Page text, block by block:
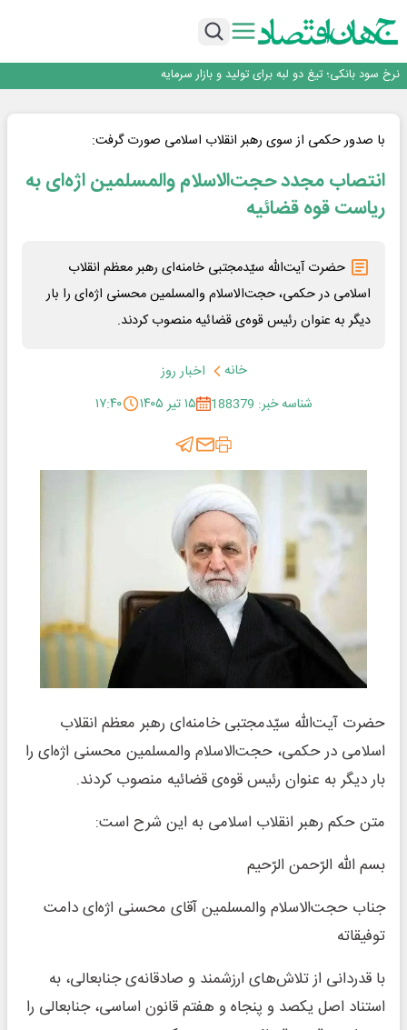
عبور فکور صنعت از مرز ۵۳ همت درآمد
نرخ سود بانکی؛ تیغ دو لبه برای تولید و بازار سرمایه
طلسم خانه‌سازی چینی‌ها در ایران شکسته می‌شود؟
عبور فکور صنعت از مرز ۵۳ همت درآمد
با صدور حکمی از سوی رهبر انقلاب اسلامی صورت گرفت:
انتصاب مجدد حجت‌الاسلام والمسلمین اژه‌ای به
ریاست قوه قضائیه
حضرت آیت‌الله سیّدمجتبی خامنه‌ای رهبر معظم انقلاب
اسلامی در حکمی، حجت‌الاسلام والمسلمین محسنی اژه‌ای را بار
دیگر به عنوان رئیس قوه‌ی قضائیه منصوب کردند.
خانه
اخبار روز
شناسه خبر: 188379
۱۵ تیر ۱۴۰۵ ۱۷:۴۰
حضرت آیت‌الله سیّدمجتبی خامنه‌ای رهبر معظم انقلاب
اسلامی در حکمی، حجت‌الاسلام والمسلمین محسنی اژه‌ای را
بار دیگر به عنوان رئیس قوه‌ی قضائیه منصوب کردند.
متن حکم رهبر انقلاب اسلامی به این شرح است:
بسم الله الرّحمن الرّحیم
جناب حجت‌الاسلام والمسلمین آقای محسنی اژه‌ای دامت
توفیقاته
با قدردانی از تلاش‌های ارزشمند و صادقانه‌ی جنابعالی، به
استناد اصل یکصد و پنجاه و هفتم قانون اساسی، جنابعالی را